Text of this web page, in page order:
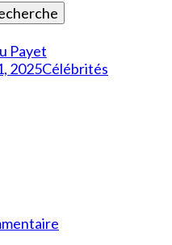
Payet
2025Célébrités
Payet